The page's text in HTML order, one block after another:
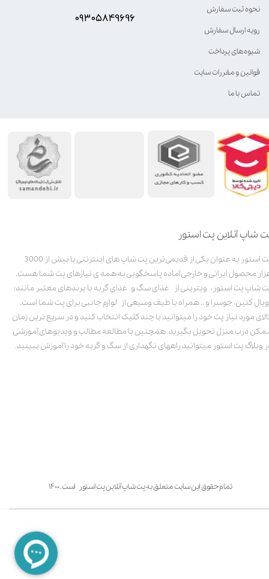
شاپ آنلاین پت استور
پت استور به عنوان یکی از قدیمی‌ترین پت شاپ های اینترنتی با بیش از 3000
محصول ایرانی و خارجی آماده پاسخگویی به همه ی نیازهای پت شما هست.
شاپ پت استور، ویترینی از غذای سگ و غذای گربه با برندهای معتبر مانند:
کنین، جوسرا و .. همراه با طیف وسیعی از لوازم جانبی برای پت شما است.
مورد نیاز پت خود را میتوانید با چند کلیک انتخاب کنید و در سریع ترین زمان
درب منزل تحویل بگیرید. همچنین با مطالعه مطالب و ویدیوهای آموزشی
وبلاگ پت استور میتوانید راههای نگهداری از سگ و گربه خود را آموزش ببینید.
تمام حقوق این سایت متعلق به پت شاپ آنلاین پت استور است. ۱۴۰۰
نحوه ثبت سفارش
رویه ارسال سفارش
شیوه‌های پرداخت
قوانین و مقررات سایت
تماس با ما
۰۹۳۰۵8۴9696